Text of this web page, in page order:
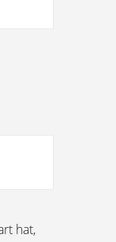
hat,